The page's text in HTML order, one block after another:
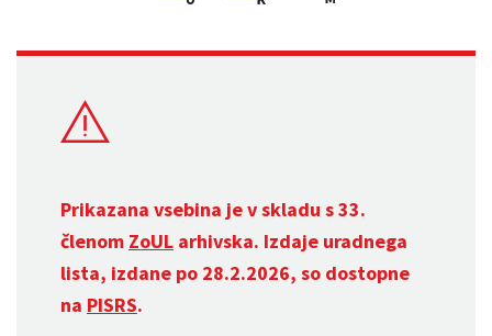
Prikazana vsebina je v skladu s 33.
členom ZoUL arhivska. Izdaje uradnega
lista, izdane po 28.2.2026, so dostopne
na PISRS.